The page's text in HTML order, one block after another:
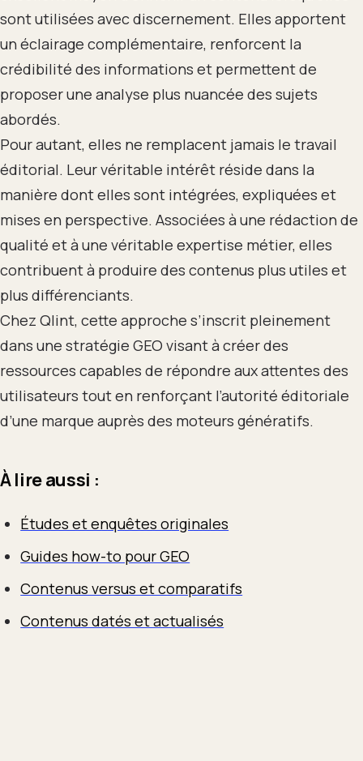
sont utilisées avec discernement. Elles apportent
un éclairage complémentaire, renforcent la
crédibilité des informations et permettent de
proposer une analyse plus nuancée des sujets
abordés.
Pour autant, elles ne remplacent jamais le travail
éditorial. Leur véritable intérêt réside dans la
manière dont elles sont intégrées, expliquées et
mises en perspective. Associées à une rédaction de
qualité et à une véritable expertise métier, elles
contribuent à produire des contenus plus utiles et
plus différenciants.
Chez Qlint, cette approche s’inscrit pleinement
dans une stratégie GEO visant à créer des
ressources capables de répondre aux attentes des
utilisateurs tout en renforçant l’autorité éditoriale
d’une marque auprès des moteurs génératifs.
À lire aussi :
Études et enquêtes originales
Guides how-to pour GEO
Contenus versus et comparatifs
Contenus datés et actualisés